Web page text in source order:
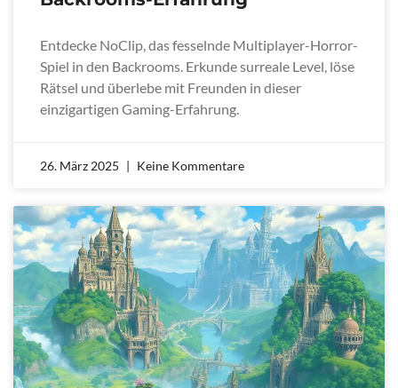
Entdecke NoClip, das fesselnde Multiplayer-Horror-
Spiel in den Backrooms. Erkunde surreale Level, löse
Rätsel und überlebe mit Freunden in dieser
einzigartigen Gaming-Erfahrung.
26. März 2025 Keine Kommentare